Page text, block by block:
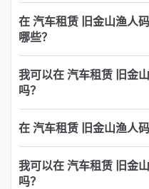
在 汽车租赁 旧金山渔人
哪些？
我可以在 汽车租赁 旧金
吗？
在 汽车租赁 旧金山渔人
我可以在 汽车租赁 旧金
吗？